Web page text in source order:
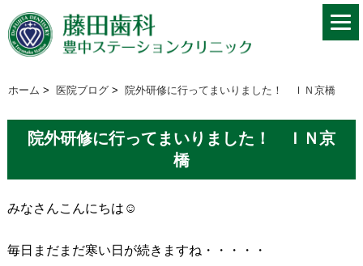
ホーム > 医院ブログ > 院外研修に行ってまいりました！ ＩＮ京橋
院外研修に行ってまいりました！ ＩＮ京
橋
みなさんこんにちは☺
毎日まだまだ寒い日が続きますね・・・・・